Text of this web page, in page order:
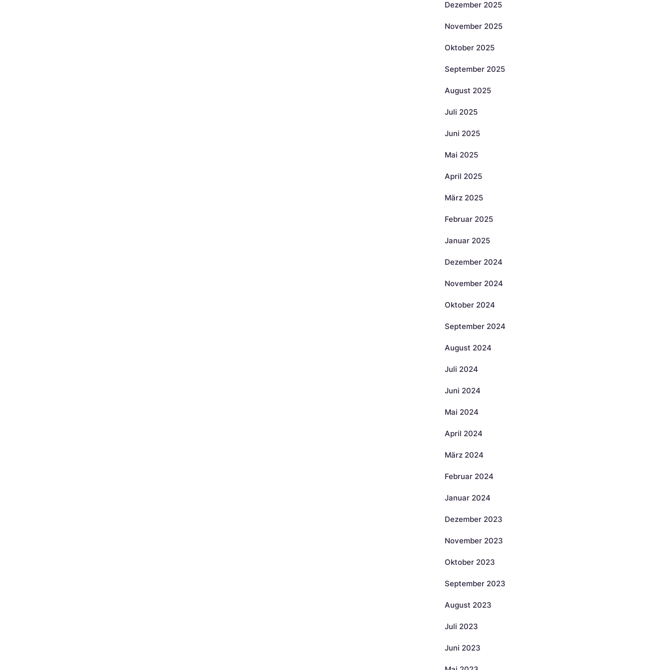
Dezember 2025
November 2025
Oktober 2025
September 2025
August 2025
Juli 2025
Juni 2025
Mai 2025
April 2025
März 2025
Februar 2025
Januar 2025
Dezember 2024
November 2024
Oktober 2024
September 2024
August 2024
Juli 2024
Juni 2024
Mai 2024
April 2024
März 2024
Februar 2024
Januar 2024
Dezember 2023
November 2023
Oktober 2023
September 2023
August 2023
Juli 2023
Juni 2023